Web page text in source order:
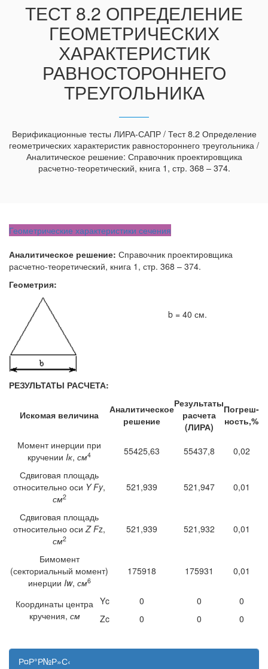
ТЕСТ 8.2 ОПРЕДЕЛЕНИЕ
ГЕОМЕТРИЧЕСКИХ
ХАРАКТЕРИСТИК
РАВНОСТОРОННЕГО
ТРЕУГОЛЬНИКА
Верификационные тесты ЛИРА-САПР / Тест 8.2 Определение
геометрических характеристик равностороннего треугольника /
Аналитическое решение: Справочник проектировщика
расчетно-теоретический, книга 1, стр. 368 – 374.
Геометрические характеристики сечения
Аналитическое решение: Справочник проектировщика
расчетно-теоретический, книга 1, стр. 368 – 374.
Геометрия:
b = 40 см.
РЕЗУЛЬТАТЫ РАСЧЕТА:
Искомая величина
Аналитическое
решение
Результаты
расчета
(ЛИРА)
Погреш-
ность,%
Момент инерции при
кручении Iк, см4 55425,63 55437,8
0,02
Сдвиговая площадь
относительно оси Y Fy,
см2
521,939 521,947 0,01
Сдвиговая площадь
относительно осиZ Fz,
см2
521,939 521,932 0,01
Бимомент
(секториальный момент)
инерции Iw, см6
175918 175931 0,01
Координаты центра
кручения, см
Yc 0 0
0
Zc
0 0 0
Р¤Р°Р№Р»С‹